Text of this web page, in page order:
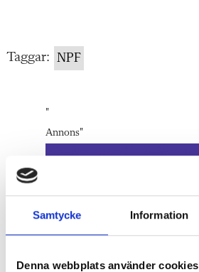
Samtycke Information
Denna webbplats använder cookies
Taggar: NPF
"
Annons"